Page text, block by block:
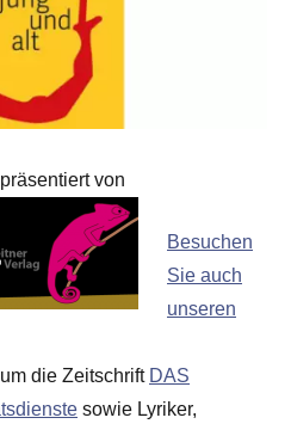
von
Besuchen
Sie auch
unseren
die Zeitschrift DAS
sowie Lyriker,